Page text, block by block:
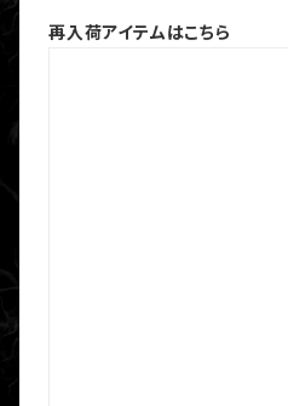
再入荷アイテムはこちら